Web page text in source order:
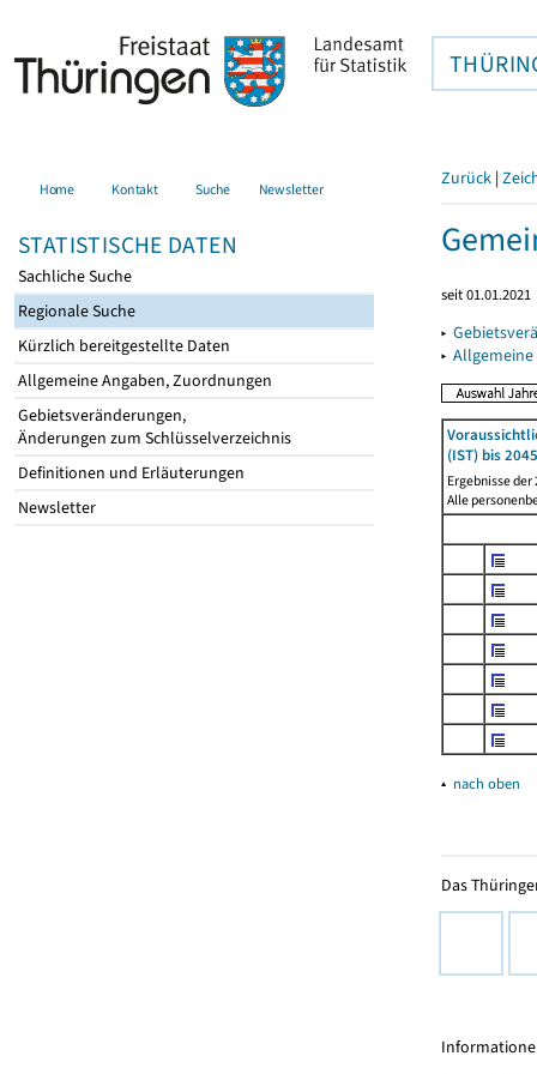
Home Kontakt Suche Newsletter
STATISTISCHE DATEN
Sachliche Suche
Regionale Suche
Kürzlich bereitgestellte Daten
Allgemeine Angaben, Zuordnungen
Gebietsveränderungen,
Änderungen zum Schlüsselverzeichnis
Definitionen und Erläuterungen
Newsletter
Zurück |
seit 01.01.2021
▸
▸
(IST) bis
Ergebnisse
Alle
▴ nach oben
Das